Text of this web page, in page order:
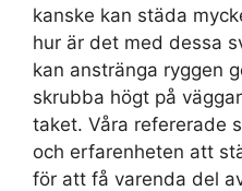
kanske kan städa
hur är det med dessa
kan anstränga ryggen
skrubba högt på
taket. Våra refererade
och erfarenheten att
för att få varenda del